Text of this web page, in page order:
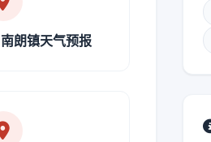
南朗镇天气预报